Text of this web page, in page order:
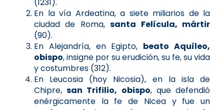
En la vía Ardeatina, a siete miliarios de la
ciudad de Roma,santa Felícula, mártir
(90).
En Alejandría, en Egipto, beato Aquíleo,
obispo, insigne por su erudición, su fe, su vida
y costumbres (312).
En Leucosia (hoy Nicosia), en la isla de
Chipre,san Trifilio, obispo, que defendió
enérgicamente la fe de Nicea y fue un